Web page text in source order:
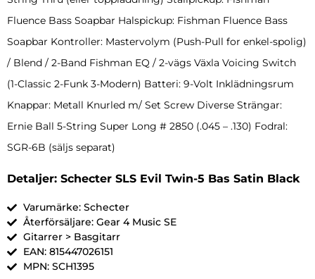
Fluence Bass Soapbar Halspickup: Fishman Fluence Bass
Soapbar Kontroller: Mastervolym (Push-Pull for enkel-spolig)
/ Blend / 2-Band Fishman EQ / 2-vägs Växla Voicing Switch
(1-Classic 2-Funk 3-Modern) Batteri: 9-Volt Inklädningsrum
Knappar: Metall Knurled m/ Set Screw Diverse Strängar:
Ernie Ball 5-String Super Long # 2850 (.045 – .130) Fodral:
SGR-6B (säljs separat)
Detaljer: Schecter SLS Evil Twin-5 Bas Satin Black
Varumärke: Schecter
Återförsäljare: Gear 4 Music SE
Gitarrer > Basgitarr
EAN: 815447026151
MPN: SCH1395